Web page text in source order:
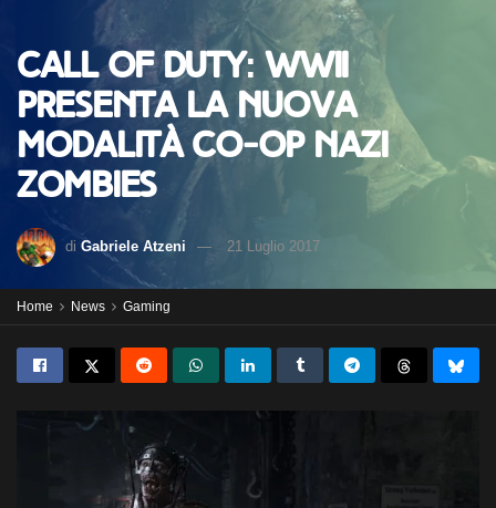
Call of Duty: WWII
presenta la nuova
modalità co-op Nazi
Zombies
di Gabriele Atzeni 21 Luglio 2017
Home News Gaming